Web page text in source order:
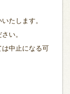
たします。
い。
は中止になる可